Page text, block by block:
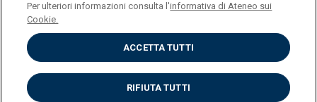
Privacy
Accessibilità
Cookies
Impostazione Cookies
Per ulteriori informazioni consulta l'informativa di Ateneo sui
Cookie.
ACCETTA TUTTI
RIFIUTA TUTTI